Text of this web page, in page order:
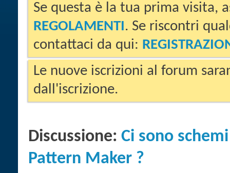
Se questa è la tua prima visita,
REGOLAMENTI. Se riscontri
contattaci da qui:
Le nuove iscrizioni al forum
dall'iscrizione.
Discussione: Ci sono
Pattern Maker ?